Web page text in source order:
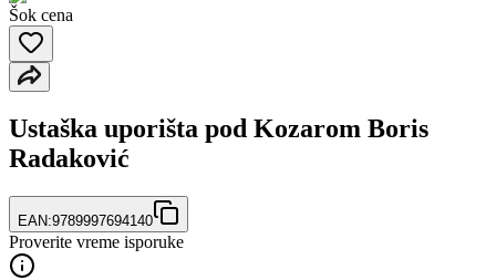
Šok cena
Ustaška uporišta pod Kozarom Boris
Radaković
EAN:9789997694140
Proverite vreme isporuke